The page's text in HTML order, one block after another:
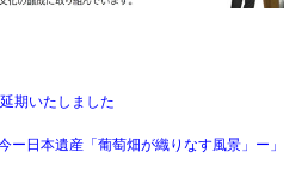
期いたしました
ー日本遺産「葡萄畑が織りなす風景」ー」